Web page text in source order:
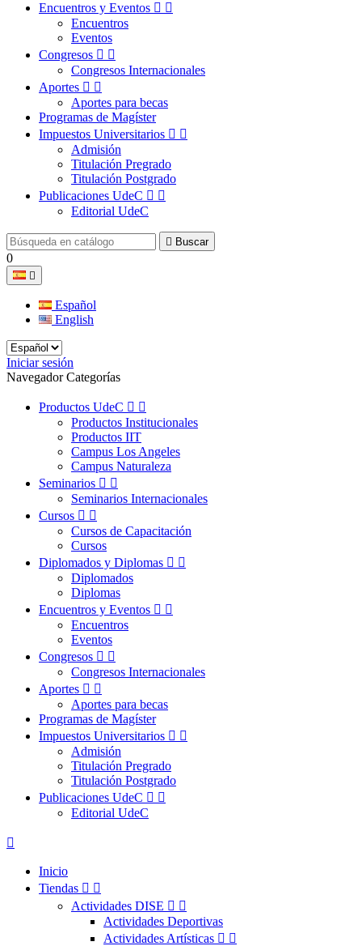
Encuentros y Eventos  
Encuentros
Eventos
Congresos  
Congresos Internacionales
Aportes  
Aportes para becas
Programas de Magíster
Impuestos Universitarios  
Admisión
Titulación Pregrado
Titulación Postgrado
Publicaciones UdeC  
Editorial UdeC
 Buscar
0

Español
English
Iniciar sesión
Navegador Categorías
Productos UdeC  
Productos Institucionales
Productos IIT
Campus Los Angeles
Campus Naturaleza
Seminarios  
Seminarios Internacionales
Cursos  
Cursos de Capacitación
Cursos
Diplomados y Diplomas  
Diplomados
Diplomas
Encuentros y Eventos  
Encuentros
Eventos
Congresos  
Congresos Internacionales
Aportes  
Aportes para becas
Programas de Magíster
Impuestos Universitarios  
Admisión
Titulación Pregrado
Titulación Postgrado
Publicaciones UdeC  
Editorial UdeC

Inicio
Tiendas  
Actividades DISE  
Actividades Deportivas
Actividades Artísticas  